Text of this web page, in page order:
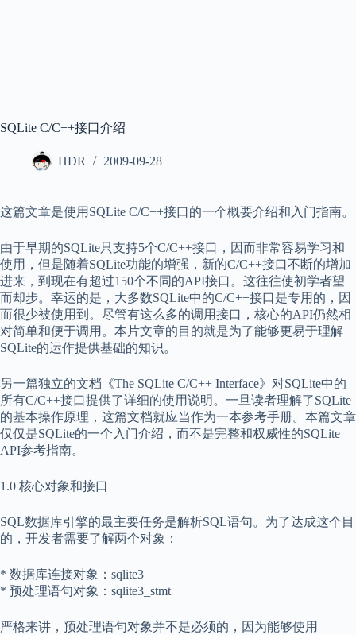
SQLite C/C++接口介绍
HDR 2009-09-28
这篇文章是使用SQLite C/C++接口的一个概要介绍和入门指南。
由于早期的SQLite只支持5个C/C++接口，因而非常容易学习和
使用，但是随着SQLite功能的增强，新的C/C++接口不断的增加
进来，到现在有超过150个不同的API接口。这往往使初学者望
而却步。幸运的是，大多数SQLite中的C/C++接口是专用的，因
而很少被使用到。尽管有这么多的调用接口，核心的API仍然相
对简单和便于调用。本片文章的目的就是为了能够更易于理解
SQLite的运作提供基础的知识。
另一篇独立的文档《The SQLite C/C++ Interface》对SQLite中的
所有C/C++接口提供了详细的使用说明。一旦读者理解了SQLite
的基本操作原理，这篇文档就应当作为一本参考手册。本篇文章
仅仅是SQLite的一个入门介绍，而不是完整和权威性的SQLite
API参考指南。
1.0 核心对象和接口
SQL数据库引擎的最主要任务是解析SQL语句。为了达成这个目
的，开发者需要了解两个对象：
* 数据库连接对象：sqlite3
* 预处理语句对象：sqlite3_stmt
严格来讲，预处理语句对象并不是必须的，因为能够使用